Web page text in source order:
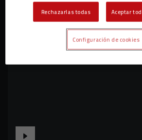
Rechazarlas todas Aceptar
Configuración de cookies